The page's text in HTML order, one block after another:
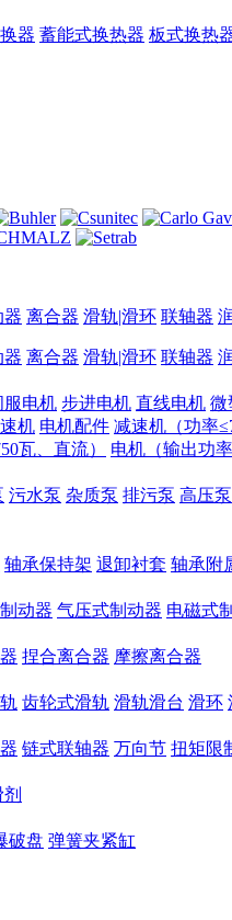
器 蓄能式换热器 板式换热
器 离合器 滑轨|滑环 联轴器
器 离合器 滑轨|滑环 联轴器
服电机 步进电机 直线电机 微
机 电机配件 减速机（功率
瓦、直流）
电机（输出功
污水泵 杂质泵 排污泵 高压泵
轴承保持架 退卸衬套 轴承附
动器 气压式制动器 电磁式
捏合离合器 摩擦离合器
齿轮式滑轨 滑轨滑台 滑环
链式联轴器 万向节 扭矩限
破盘 弹簧夹紧缸